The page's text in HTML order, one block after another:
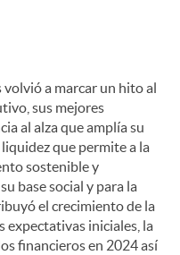
volvió a marcar un hito al
sus mejores
al alza que amplía su
que permite a la
sostenible y
base social y para la
el crecimiento de la
expectativas iniciales, la
financieros en 2024 así